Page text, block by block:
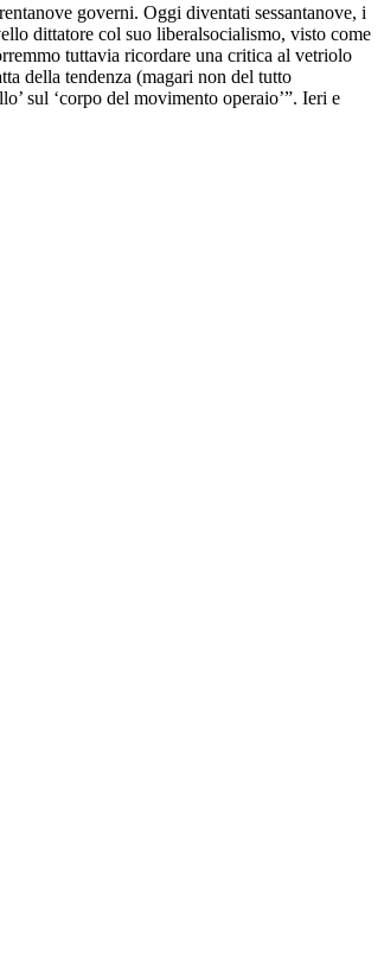
governi. Oggi diventati sessantanove, i
dittatore col suo liberalsocialismo, visto come
tuttavia ricordare una critica al vetriolo
della tendenza (magari non del tutto
sul ‘corpo del movimento operaio’”. Ieri e